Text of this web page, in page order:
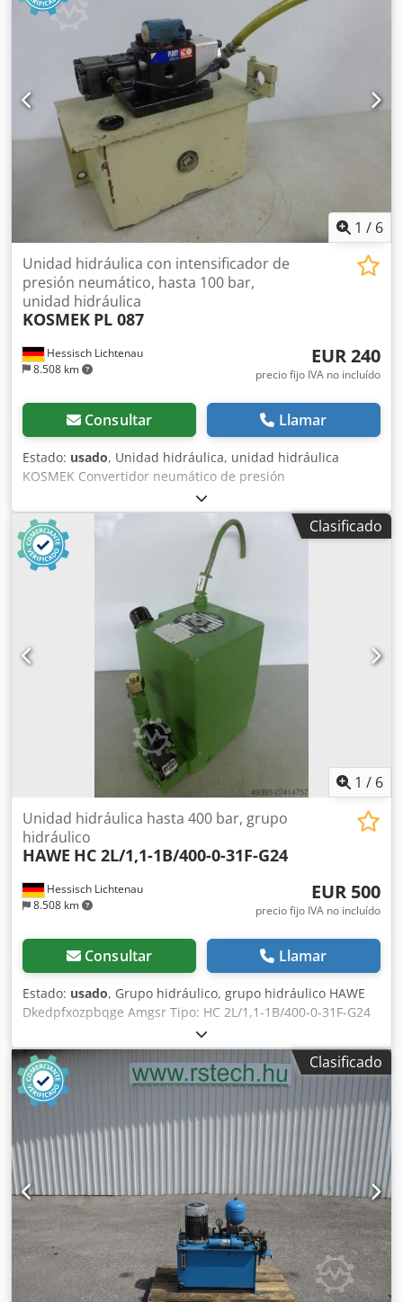
1 / 6
Hessisch Lichtenau
8.508 km
Unidad hidráulica con intensificador de
presión neumático, hasta 100 bar,
unidad hidráulica
KOSMEK PL 087
EUR 240
precio fijo IVA no incluído
Consultar Llamar
Estado: usado, Unidad hidráulica, unidad hidráulica
KOSMEK Convertidor neumático de presión
Dkedpfxszpbqto Amgjr Tipo: PL 087 Presión de
funcionamiento: 100 bares Caudal: 1 litro/min. Capacidad
del depósito: aprox. 4,5 litros - accionamiento neumático -
conexión hidráulica Dimensiones (largo x ancho x alto): 250
x 140 x 290 mm Peso: 16 kg En buen estado.
Clasificado
1 / 6
Hessisch Lichtenau
8.508 km
Unidad hidráulica hasta 400 bar, grupo
hidráulico
HAWE HC 2L/1,1-1B/400-0-31F-G24
EUR 500
precio fijo IVA no incluído
Consultar Llamar
Estado: usado, Grupo hidráulico, grupo hidráulico HAWE
Dkedpfxozpbqge Amgsr Tipo: HC 2L/1,1-1B/400-0-31F-G24
Bomba hidráulica integrada en el depósito Caudal: 1,1
l/min Potencia de la bomba hidráulica: 0,9 kW Bomba
hidráulica: 380 voltios, 50 Hz Presión hidráulica: máx. 400
bar - 1 electroválvula de 24 voltios Peso: aproximadamente
12 kg En buen estado
Clasificado